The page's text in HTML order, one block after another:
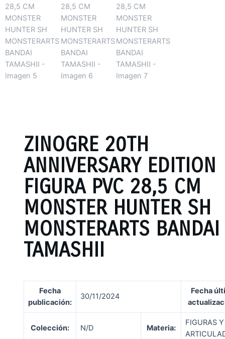
ZINOGRE 20TH
ANNIVERSARY EDITION
FIGURA PVC 28,5 CM
MONSTER HUNTER SH
MONSTERARTS BANDAI
TAMASHII
Fecha
publicación:
30/11/2024
Fecha
Colección: N/D Materia:
FIGURAS